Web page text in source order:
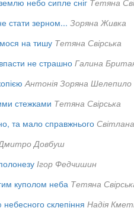
стати зерном... Зоряна Живка
на тишу Тетяна Свірська
не страшно Галина
Антонія Зоряна Шелепило
стежками Тетяна Свірська
та мало справжнього
Довбуш
Ігор Федчишин
куполом неба Тетяна
склепіння Надія